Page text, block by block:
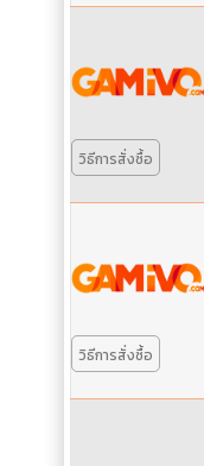
วิธีการสั่งซื้อ
วิธีการสั่งซื้อ